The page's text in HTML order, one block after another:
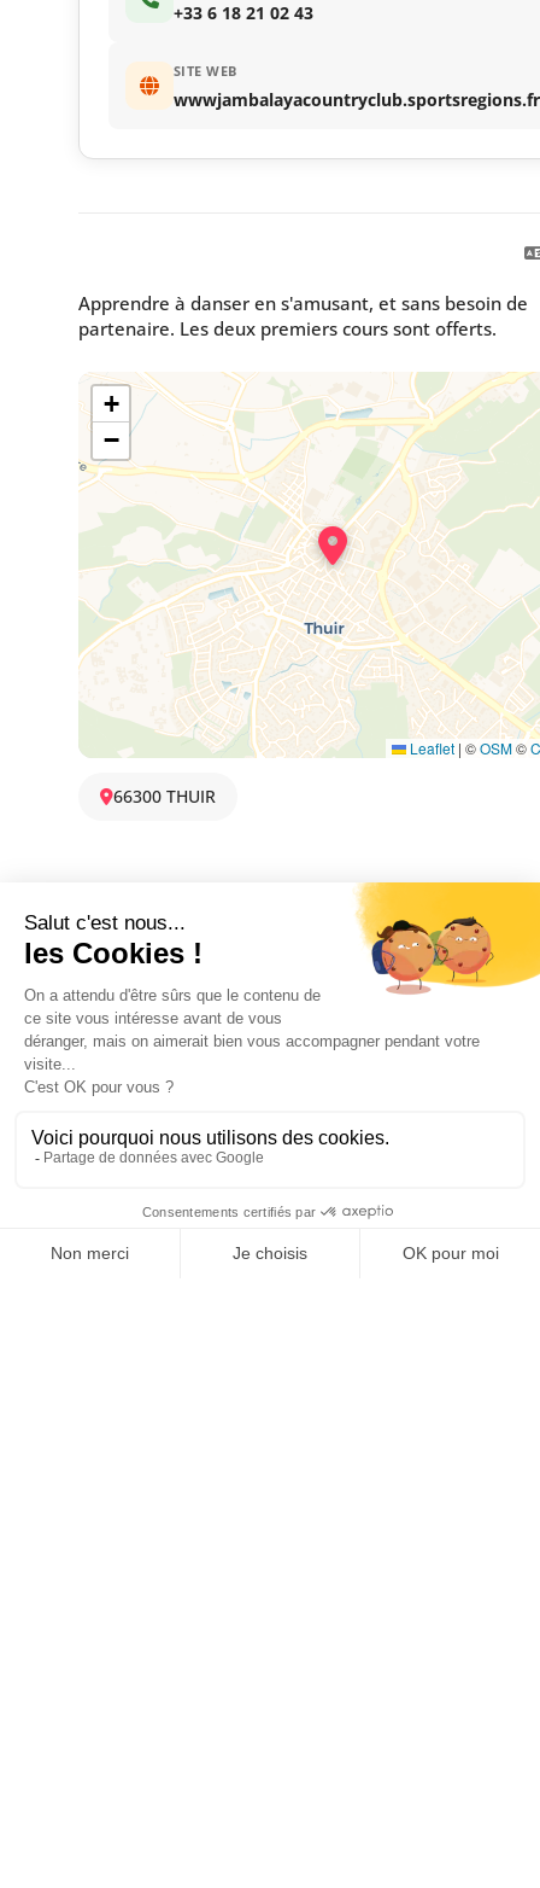
Apprendre à danser en s'amusant, et sans besoin de
partenaire. Les deux premiers cours sont offerts.
+
−
Leaflet | ©OSM©
66300 THUIR
+33 6 18 21 02 43
SITE WEB
wwwjambalayacountryclub.sportsregions.fr
OFFICE DE TOURISME
ASPRES-THUIR